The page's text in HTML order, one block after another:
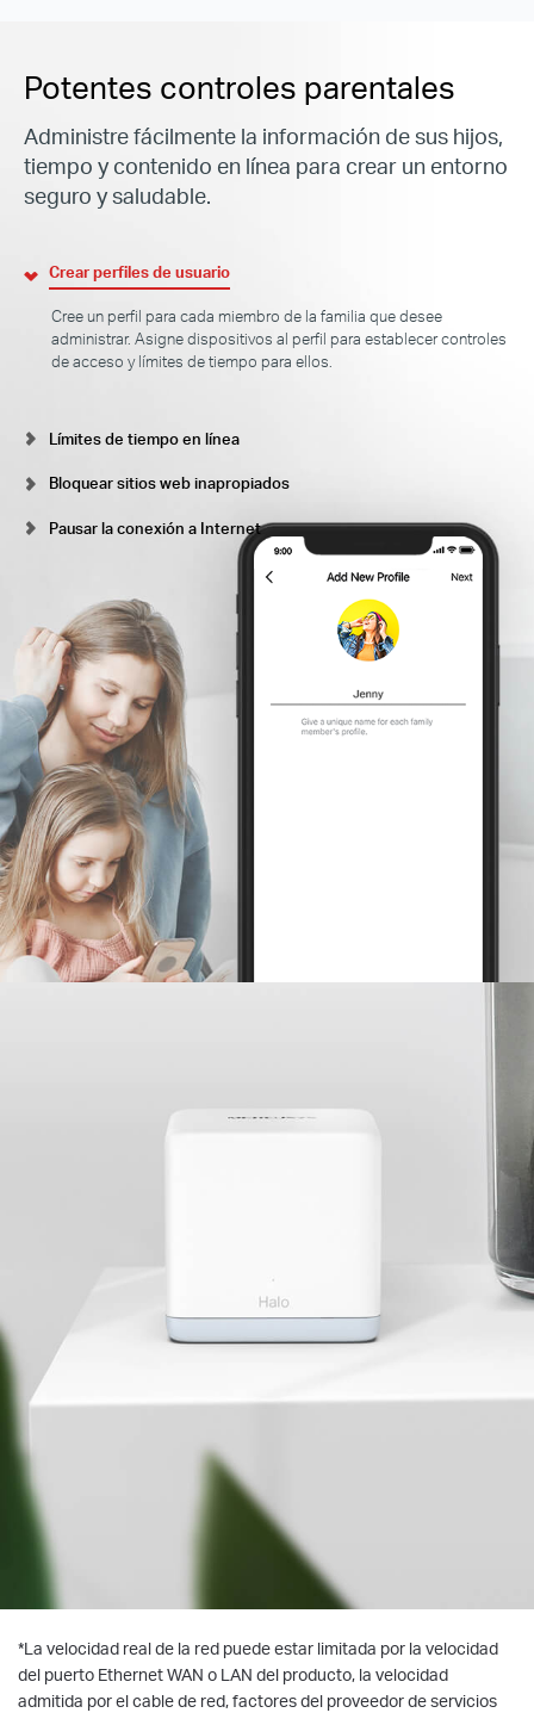
Potentes controles parentales
Administre fácilmente la información de sus hijos,
tiempo y contenido en línea para crear un entorno
seguro y saludable.
Crear perfiles de usuario
Cree un perfil para cada miembro de la familia que desee
administrar. Asigne dispositivos al perfil para establecer controles
de acceso y límites de tiempo para ellos.
Límites de tiempo en línea
Bloquear sitios web inapropiados
Pausar la conexión a Internet
*La velocidad real de la red puede estar limitada por la velocidad
del puerto Ethernet WAN o LAN del producto, la velocidad
admitida por el cable de red, factores del proveedor de servicios